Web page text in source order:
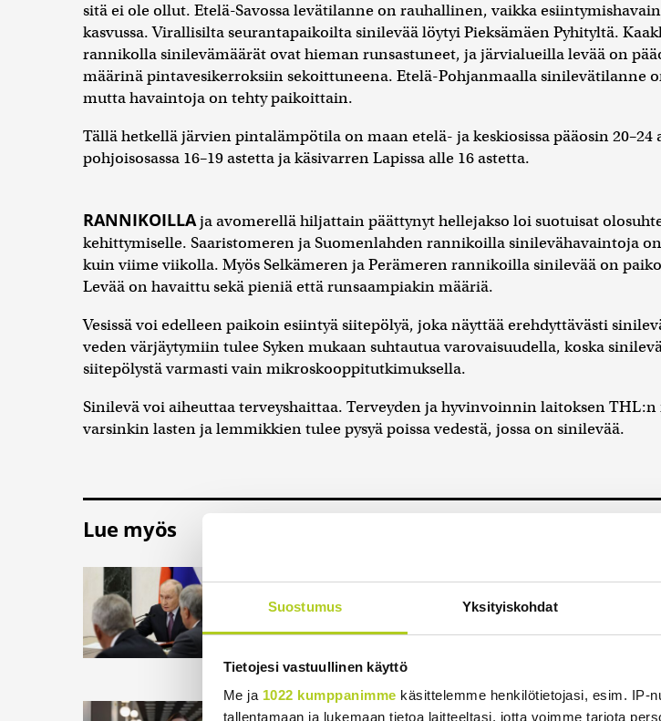
Suostumus Yksityiskohdat
Tietojesi vastuullinen käyttö
Me ja 1022 kumppanimme käsittelemme henkilötietojasi, esim. IP-
tallentamaan ja lukemaan tietoa laitteeltasi, jotta voimme tarjota
sitä ei ole ollut. Etelä-Savossa levätilanne on rauhallinen, vaikka
kasvussa. Virallisilta seurantapaikoilta sinilevää löytyi Pieksämäen Pyhityltä.
rannikolla sinilevämäärät ovat hieman runsastuneet, ja järvialueilla levää on
määrinä pintavesikerroksiin sekoittuneena. Etelä-Pohjanmaalla sinilevätilanne
mutta havaintoja on tehty paikoittain.
Tällä hetkellä järvien pintalämpötila on maan etelä- ja keskiosissa pääosin 20–24
pohjoisosassa 16–19 astetta ja käsivarren Lapissa alle 16 astetta.
RANNIKOILLAja avomerellä hiljattain päättynyt hellejakso loi suotuisat
kehittymiselle. Saaristomeren ja Suomenlahden rannikoilla sinilevähavaintoja
kuin viime viikolla. Myös Selkämeren ja Perämeren rannikoilla sinilevää on
Levää on havaittu sekä pieniä että runsaampiakin määriä.
Vesissä voi edelleen paikoin esiintyä siitepölyä, joka näyttää erehdyttävästi
veden värjäytymiin tulee Syken mukaan suhtautua varovaisuudella, koska
siitepölystä varmasti vain mikroskooppitutkimuksella.
Sinilevä voi aiheuttaa terveyshaittaa. Terveyden ja hyvinvoinnin laitoksen THL:n
varsinkin lasten ja lemmikkien tulee pysyä poissa vedestä, jossa on sinilevää.
Lue myös
WSJ: Tiedustelutiedon mukaan Venäjä voisi
kestävyyttä rajatulla aluehyökkäyksellä
7.8.2026 14:16
Metsäpaloihin varalle tarvitaan kansallinen